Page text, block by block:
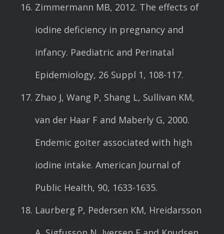
Zimmermann MB, 2012. The effects of
iodine deficiency in pregnancy and
infancy. Paediatric and Perinatal
Epidemiology, 26 Suppl 1, 108-117.
Zhao J, Wang P, Shang L, Sullivan KM,
van der Haar F and Maberly G, 2000.
Endemic goiter associated with high
iodine intake. American Journal of
Public Health, 90, 1633-1635.
Laurberg P, Pedersen KM, Hreidarsson